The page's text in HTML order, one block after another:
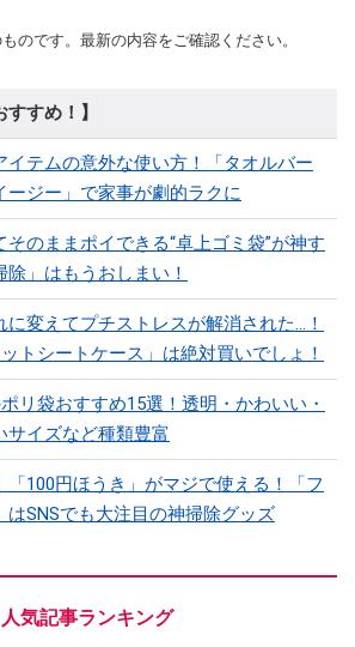
のです。最新の内容をご確認ください。
すすめ！】
イテムの意外な使い方！「タオルバー
ージー」で家事が劇的ラクに
そのままポイできる“卓上ゴミ袋”が神す
」はもうおしまい！
に変えてプチストレスが解消された…！
トシートケース」は絶対買いでしょ！
リ袋おすすめ15選！透明・かわいい・
サイズなど種類豊富
「100円ほうき」がマジで使える！「フ
はSNSでも大注目の神掃除グッズ